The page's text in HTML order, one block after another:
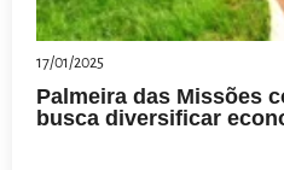
17/01/2025
Palmeira das Missões
busca diversificar